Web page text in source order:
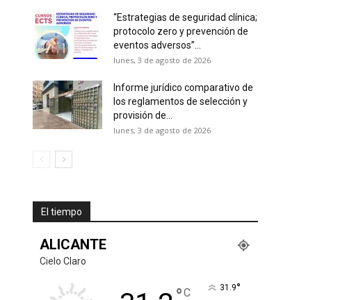
“Estrategias de seguridad clínica;
protocolo zero y prevención de
eventos adversos”...
lunes, 3 de agosto de 2026
Informe jurídico comparativo de
los reglamentos de selección y
provisión de...
lunes, 3 de agosto de 2026
El tiempo
ALICANTE
Cielo Claro
C 31.9°